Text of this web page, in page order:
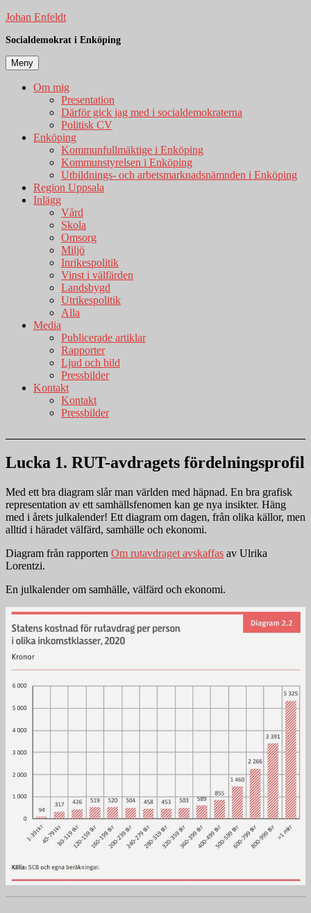
Hoppa
innehåll
Johan Enfeldt
Socialdemokrat i Enköping
Meny
Om mig
Presentation
Därför gick jag med i socialdemokraterna
Politisk CV
Enköping
Kommunfullmäktige i Enköping
Kommunstyrelsen i Enköping
Utbildnings- och arbetsmarknadsnämnden i Enköping
Region Uppsala
Inlägg
Vård
Skola
Omsorg
Miljö
Inrikespolitik
Vinst i välfärden
Landsbygd
Utrikespolitik
Alla
Media
Publicerade artiklar
Rapporter
Ljud och bild
Pressbilder
Kontakt
Kontakt
Pressbilder
Lucka 1. RUT-avdragets fördelningsprofil
Med ett bra diagram slår man världen med häpnad. En bra grafisk
representation av ett samhällsfenomen kan ge nya insikter. Häng
med i årets julkalender! Ett diagram om dagen, från olika källor, men
alltid i häradet välfärd, samhälle och ekonomi.
Diagram från rapporten Om rutavdraget avskaffas av Ulrika
Lorentzi.
En julkalender om samhälle, välfärd och ekonomi.